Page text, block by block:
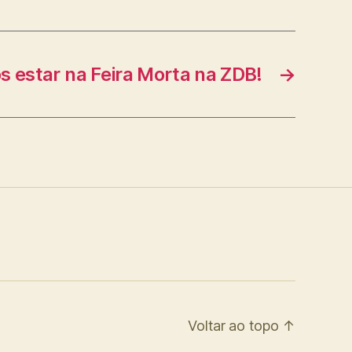
→
estar na Feira Morta na ZDB!
Voltar ao topo ↑